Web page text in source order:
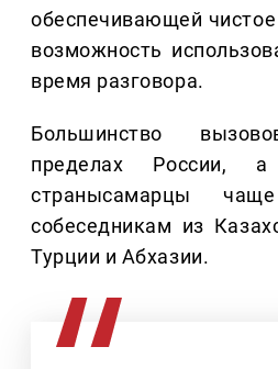
обеспечивающей чистое
возможность
время разговора.
Большинство
пределах России,
странысамарцы
собеседникам из
Турции и Абхазии.